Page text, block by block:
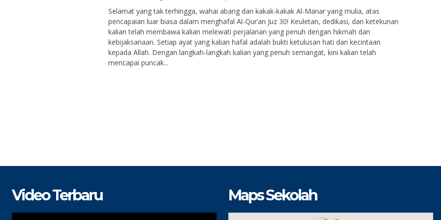
Selamat yang tak terhingga, wahai abang dan kakak-kakak Al-Manar yang mulia, atas
pencapaian luar biasa dalam menghafal Al-Qur’an Juz 30! Keuletan, dedikasi, dan ketekunan
kalian telah membawa kalian melewati perjalanan yang penuh dengan hikmah dan
kebijaksanaan. Setiap ayat yang kalian hafal adalah bukti ketulusan hati dan kecintaan
kepada Allah. Dengan langkah-langkah kalian yang penuh semangat, kini kalian telah
mencapai puncak...
Video Terbaru Maps Sekolah